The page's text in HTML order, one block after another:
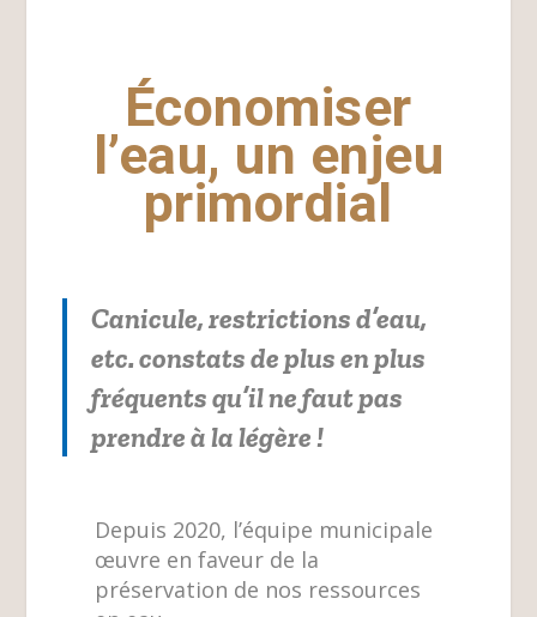
Économiser
l’eau, un enjeu
primordial
Canicule, restrictions d’eau,
etc. constats de plus en plus
fréquents qu’il ne faut pas
prendre à la légère !
Depuis 2020, l’équipe municipale
œuvre en faveur de la
préservation de nos ressources